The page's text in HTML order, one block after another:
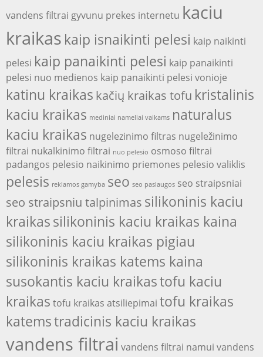
vandens filtrai gyvunu prekes internetu kaciu
kraikas kaip isnaikinti pelesi kaip naikinti
pelesi kaip panaikinti pelesi kaip panaikinti
pelesi nuo medienos kaip panaikinti pelesi vonioje
katinu kraikas kačių kraikas tofu kristalinis
kaciu kraikas mediniai nameliai vaikams naturalus
kaciu kraikas nugelezinimo filtras nugeležinimo
filtrai nukalkinimo filtrai nuo pelesio osmoso filtrai
padangos pelesio naikinimo priemones pelesio valiklis
pelesis reklamos gamyba seo seo paslaugos seo straipsniai
seo straipsniu talpinimas silikoninis kaciu
kraikassilikoninis kaciu kraikas kaina
silikoninis kaciu kraikas pigiau
silikoninis kraikas katems kaina
susokantis kaciu kraikastofu kaciu
kraikas tofu kraikas atsiliepimai tofu kraikas
katemstradicinis kaciu kraikas
vandens filtrai vandens filtrai namui vandens